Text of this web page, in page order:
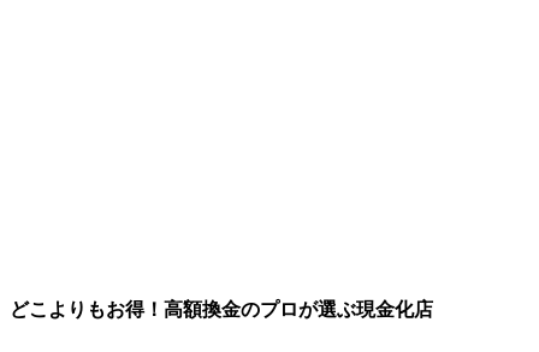
どこよりもお得！高額換金のプロが選ぶ現金化店